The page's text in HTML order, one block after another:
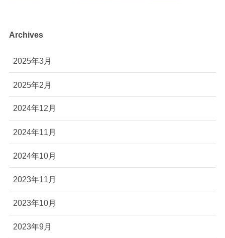
Archives
2025年3月
2025年2月
2024年12月
2024年11月
2024年10月
2023年11月
2023年10月
2023年9月